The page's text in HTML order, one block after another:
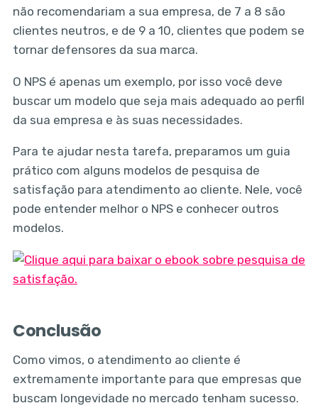
não recomendariam a sua empresa, de 7 a 8 são
clientes neutros, e de 9 a 10, clientes que podem se
tornar defensores da sua marca.
O NPS é apenas um exemplo, por isso você deve
buscar um modelo que seja mais adequado ao perfil
da sua empresa e às suas necessidades.
Para te ajudar nesta tarefa, preparamos um guia
prático com alguns modelos de pesquisa de
satisfação para atendimento ao cliente. Nele, você
pode entender melhor o NPS e conhecer outros
modelos.
Conclusão
Como vimos, o atendimento ao cliente é
extremamente importante para que empresas que
buscam longevidade no mercado tenham sucesso.